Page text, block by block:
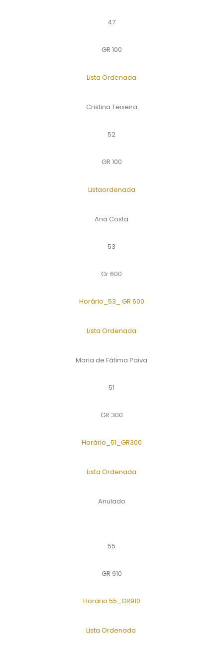
47
GR 100
Lista Ordenada
Cristina Teixeira
52
GR 100
Listaordenada
Ana Costa
53
Gr 600
Horário_53_ GR 600
Lista Ordenada
Maria de Fátima Paiva
51
GR 300
Horário_51_GR300
Lista Ordenada
Anulado
55
GR 910
Horario 55_GR910
Lista Ordenada